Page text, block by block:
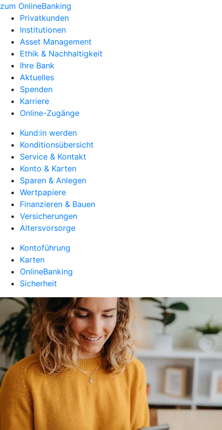
zum OnlineBanking
Privatkunden
Institutionen
Asset Management
Ethik & Nachhaltigkeit
Ihre Bank
Aktuelles
Spenden
Karriere
Online-Zugänge
Kund:in werden
Konditionsübersicht
Service & Kontakt
Konto & Karten
Sparen & Anlegen
Wertpapiere
Finanzieren & Bauen
Versicherungen
Altersvorsorge
Kontoführung
Karten
OnlineBanking
Sicherheit